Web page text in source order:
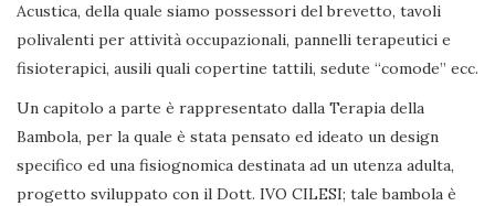
Acustica, della quale siamo possessori del brevetto, tavoli
polivalenti per attività occupazionali, pannelli terapeutici e
fisioterapici, ausili quali copertine tattili, sedute “comode” ecc.
Un capitolo a parte è rappresentato dalla Terapia della
Bambola, per la quale è stata pensato ed ideato un design
specifico ed una fisiognomica destinata ad un utenza adulta,
progetto sviluppato con il Dott. IVO CILESI; tale bambola è